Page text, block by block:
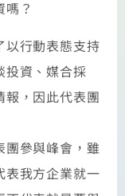
？
行動表態支持
投資、媒合採
報，因此代表團
團參與峰會，雖
表我方企業就一